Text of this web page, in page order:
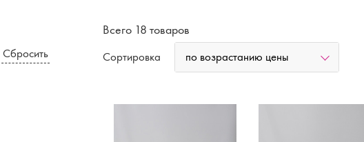
Сбросить
Всего 18 товаров
Сортировка по возрастанию цены